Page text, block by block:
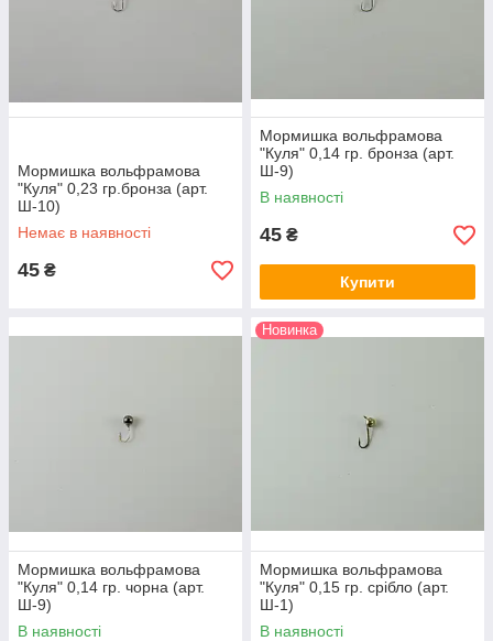
Мормишка вольфрамова
"Куля" 0,23 гр.бронза (арт.
Ш-10)
Немає в наявності
45 ₴
Мормишка вольфрамова
"Куля" 0,14 гр. бронза (арт.
Ш-9)
В наявності
45 ₴
Купити
Мормишка вольфрамова
"Куля" 0,14 гр. чорна (арт.
Ш-9)
В наявності
Новинка
Мормишка вольфрамова
"Куля" 0,15 гр. срібло (арт.
Ш-1)
В наявності